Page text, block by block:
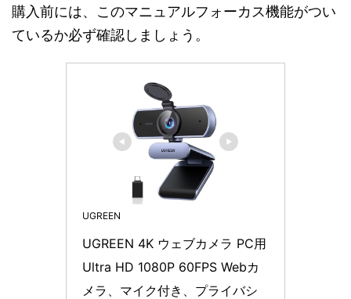
購入前には、このマニュアルフォーカス機能がつい
ているか必ず確認しましょう。
UGREEN
UGREEN 4K ウェブカメラ PC用
Ultra HD 1080P 60FPS Webカ
メラ、マイク付き、プライバシ